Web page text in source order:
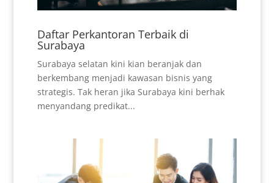
Daftar Perkantoran Terbaik di
Surabaya
Surabaya selatan kini kian beranjak dan
berkembang menjadi kawasan bisnis yang
strategis. Tak heran jika Surabaya kini berhak
menyandang predikat...